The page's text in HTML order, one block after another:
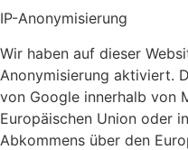
IP-Anonymisierung
Wir haben auf dieser
Anonymisierung aktiviert.
von Google innerhalb von
Europäischen Union oder
Abkommens über den